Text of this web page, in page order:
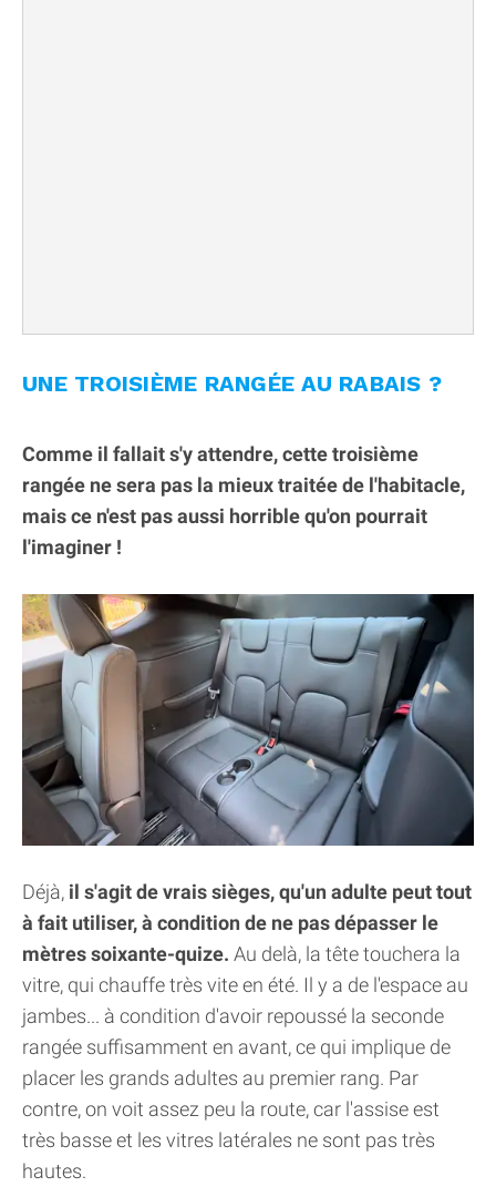
UNE TROISIÈME RANGÉE AU RABAIS ?
Comme il fallait s'y attendre, cette troisième
rangée ne sera pas la mieux traitée de l'habitacle,
mais ce n'est pas aussi horrible qu'on pourrait
l'imaginer !
Déjà, il s'agit de vrais sièges, qu'un adulte peut tout
à fait utiliser, à condition de ne pas dépasser le
mètres soixante-quize. Au delà, la tête touchera la
vitre, qui chauffe très vite en été. Il y a de l'espace au
jambes... à condition d'avoir repoussé la seconde
rangée suffisamment en avant, ce qui implique de
placer les grands adultes au premier rang. Par
contre, on voit assez peu la route, car l'assise est
très basse et les vitres latérales ne sont pas très
hautes.